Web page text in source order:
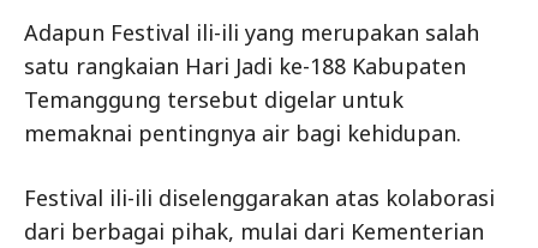
Adapun Festival ili-ili yang merupakan salah
satu rangkaian Hari Jadi ke-188 Kabupaten
Temanggung tersebut digelar untuk
memaknai pentingnya air bagi kehidupan.
Festival ili-ili diselenggarakan atas kolaborasi
dari berbagai pihak, mulai dari Kementerian